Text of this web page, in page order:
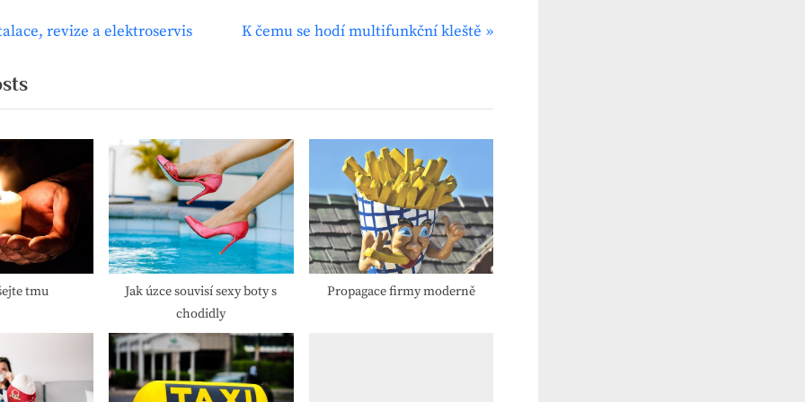
revize a elektroservis
N
t
P
o
t
:
K čemu se hodí multifunkční kleště
tmu
Jak úzce souvisí sexy boty s
chodidly
Propagace firmy moderně